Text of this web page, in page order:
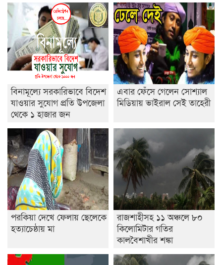
রাজশাহীতে ট্রাকচাপায় ভ্যানচালক নিহত
শেষ সময়ে ভোট কারচুরি অভিযোগ আবিদের
বিনামূল্যে সরকারিভাবে বিদেশ
যাওয়ার সুযোগ প্রতি উপজেলা
থেকে ১ হাজার জন
এবার ফেঁসে গেলেন সোশ্যাল
মিডিয়ায় ভাইরাল সেই তাহেরী
পরকিয়া দেখে ফেলায় ছেলেকে
হত্যাচেষ্ঠায় মা
রাজশাহীসহ ১১ অঞ্চলে ৮০
কিলোমিটার গতির
কালবৈশাখীর শঙ্কা